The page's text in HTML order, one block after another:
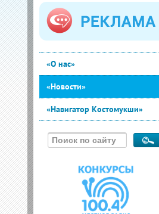
«О нас»
«Новости»
«Навигатор Костомукши»